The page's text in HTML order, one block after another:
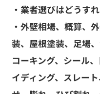
・業者選びはどうす
・外壁相場、概算、
装、屋根塗装、足場
コーキング、シール
イディング、スレー